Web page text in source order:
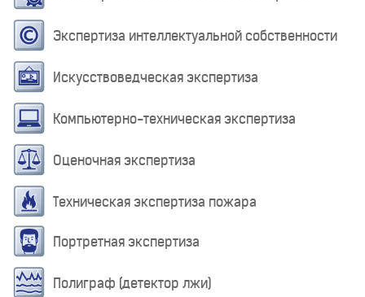
Экспертиза интеллектуальной собственности
Искусствоведческая экспертиза
Компьютерно-техническая экспертиза
Оценочная экспертиза
Техническая экспертиза пожара
Портретная экспертиза
Полиграф (детектор лжи)